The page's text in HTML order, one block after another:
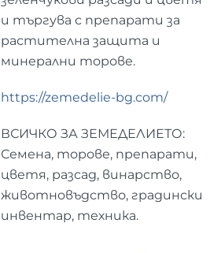
и търгува с препарати за
растителна защита и
минерални торове.
https://zemedelie-bg.com/
ВСИЧКО ЗА ЗЕМЕДЕЛИЕТО:
Семена, торове, препарати,
цветя, разсад, винарство,
животновъдство, градински
инвентар, техника.